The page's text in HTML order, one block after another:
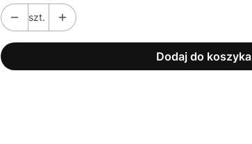
szt.
Dodaj do koszyka